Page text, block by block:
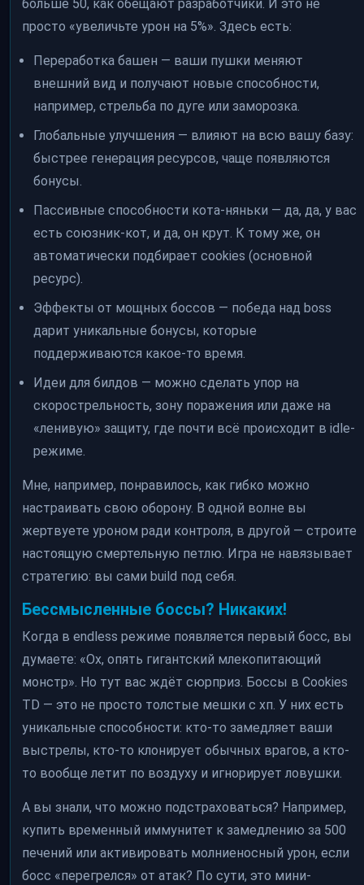
больше 50, как обещают разработчики. И это не
просто «увеличьте урон на 5%». Здесь есть:
Переработка башен — ваши пушки меняют
внешний вид и получают новые способности,
например, стрельба по дуге или заморозка.
Глобальные улучшения — влияют на всю вашу базу:
быстрее генерация ресурсов, чаще появляются
бонусы.
Пассивные способности кота-няньки — да, да, у вас
есть союзник-кот, и да, он крут. К тому же, он
автоматически подбирает cookies (основной
ресурс).
Эффекты от мощных боссов — победа над boss
дарит уникальные бонусы, которые
поддерживаются какое-то время.
Идеи для билдов — можно сделать упор на
скорострельность, зону поражения или даже на
«ленивую» защиту, где почти всё происходит в idle-
режиме.
Мне, например, понравилось, как гибко можно
настраивать свою оборону. В одной волне вы
жертвуете уроном ради контроля, в другой — строите
настоящую смертельную петлю. Игра не навязывает
стратегию: вы сами build под себя.
Бессмысленные боссы? Никаких!
Когда в endless режиме появляется первый босс, вы
думаете: «Ох, опять гигантский млекопитающий
монстр». Но тут вас ждёт сюрприз. Боссы в Cookies
TD — это не просто толстые мешки с хп. У них есть
уникальные способности: кто-то замедляет ваши
выстрелы, кто-то клонирует обычных врагов, а кто-
то вообще летит по воздуху и игнорирует ловушки.
А вы знали, что можно подстраховаться? Например,
купить временный иммунитет к замедлению за 500
печений или активировать молниеносный урон, если
босс «перегрелся» от атак? По сути, это мини-